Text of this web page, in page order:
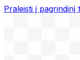
Praleisti į pagrindinį